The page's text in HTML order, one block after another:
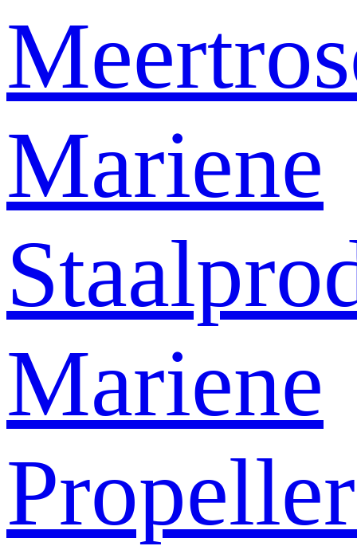
Mariene
Mariene